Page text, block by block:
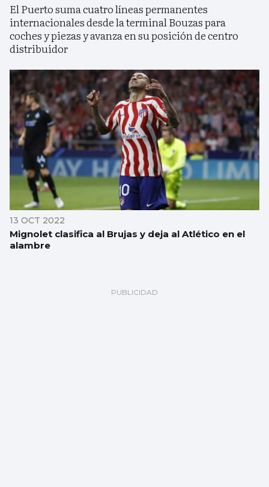
El Puerto suma cuatro líneas permanentes
internacionales desde la terminal Bouzas para
coches y piezas y avanza en su posición de centro
distribuidor
13 OCT 2022
Mignolet clasifica al Brujas y deja al Atlético en el
alambre